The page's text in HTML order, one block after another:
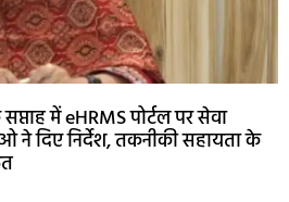
में eHRMS पोर्टल पर सेवा
दिए निर्देश, तकनीकी सहायता के